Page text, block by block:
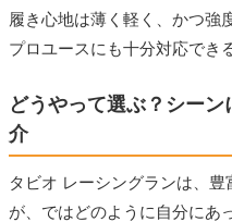
履き心地は薄く軽く、かつ強
プロユースにも十分対応でき
どうやって選ぶ？シー
介
タビオ レーシングランは、
が、ではどのように自分にあ